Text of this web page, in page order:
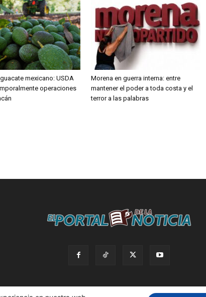
mexicano: USDA
operaciones
Morena en guerra interna: entre
mantener el poder a toda costa y el
terror a las palabras